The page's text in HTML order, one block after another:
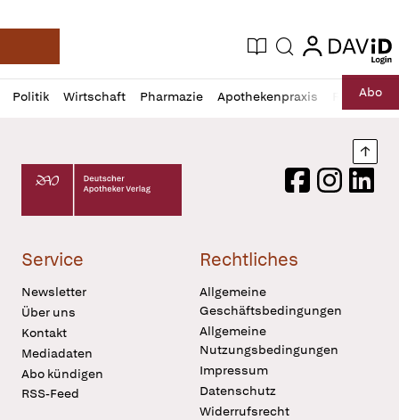
Deutsche Apotheker Zeitung
Aktuelle Ausgabe
Suche login
login
Politik Wirtschaft Pharmazie Apothekenpraxis RechtAbo
Profil
öffnen
Daz
Pur
Deutscher Apotheker Verlag Logo
FacebookInstagram
Service
Newsletter
Über uns
Kontakt
Mediadaten
Abo kündigen
RSS-Feed
Rechtliches
Allgemeine
Geschäftsbedingungen
Allgemeine
Nutzungsbedingungen
Impressum
Datenschutz
Widerrufsrecht